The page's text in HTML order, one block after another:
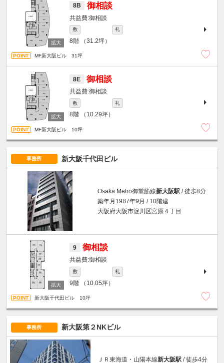
8B 御相談
御相談
敷 礼
8階 （31.2坪）
MF新大阪ビル 31坪
8E 御相談
御相談
敷 礼
8階 （10.29坪）
MF新大阪ビル 10坪
事務所 新大阪千代田ビル
Osaka Metro御堂筋線新大阪駅 / 徒歩8分
築年月1987年9月 / 10階建
大阪府大阪市淀川区宮原４丁目
9 御相談
御相談
敷 礼
9階 （10.05坪）
新大阪千代田ビル 10坪
事務所 新大阪第２NKビル
ＪＲ東海道・山陽本線新大阪駅 / 徒歩4分